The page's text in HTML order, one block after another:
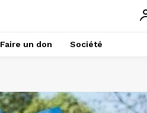
Faire un don Société